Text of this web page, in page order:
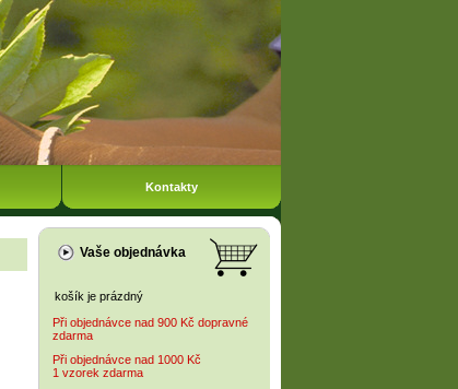
Kontakty
Vaše objednávka
košík je prázdný
Při objednávce nad 900 Kč dopravné
zdarma
Při objednávce nad 1000 Kč
1 vzorek zdarma